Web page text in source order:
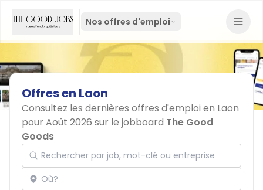
Nos offres d'emploi
Offresen Laon
Consultez les dernières offres d'emploi en Laon
pour Août 2026 sur le jobboard The Good
Goods
Rechercher par job, mot-clé ou entreprise
Localisation